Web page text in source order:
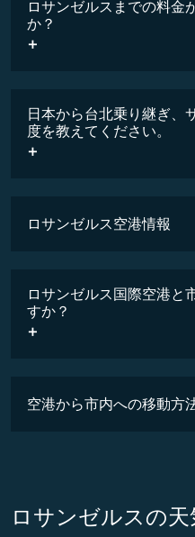
ロサンゼルスまでの料金
か？
日本から台北乗り継ぎ、
度を教えてください。
ロサンゼルス空港情報
ロサンゼルス国際空港と
すか？
空港から市内への移動方
ロサンゼルスの天